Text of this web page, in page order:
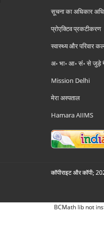
सूचना का अधिकार
प्रोएक्टिव प्रकटीकरण
स्वास्थ्य और परिवार
अ॰ भा॰ आ॰ सं॰ से जुड़े
Mission Delhi
मेरा अस्पताल
Hamara AIIMS
कॉपीराइट और कॉपी;
BCMath lib not